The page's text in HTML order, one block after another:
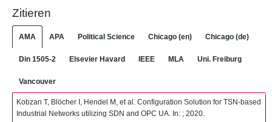
Zitieren
AMA APA Political Science Chicago (en) Chicago (de)
Din 1505-2 Elsevier Havard IEEE MLA Uni. Freiburg
Vancouver
Kobzan T, Blöcher I, Hendel M, et al. Configuration Solution for TSN-based
Industrial Networks utilizing SDN and OPC UA. In: ; 2020.